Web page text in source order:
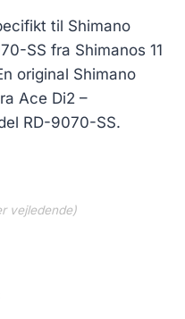
til Shimano
SS fra Shimanos 11
original Shimano
Ace Di2 –
RD-9070-SS.
vejledende)